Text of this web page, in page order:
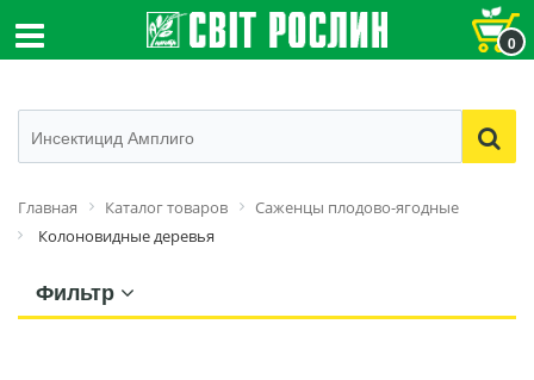
0
Главная Каталог товаров
Саженцы плодово-ягодные
Колоновидные деревья
Фильтр